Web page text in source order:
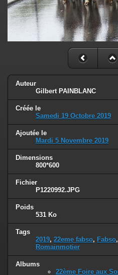
Auteur
Gilbert PAINBLANC
Créée le
Samedi 19 Octobre 2019
Ajoutée le
Mardi 5 Novembre 2019
Dimensions
800*600
Fichier
P1220992.JPG
Poids
531 Ko
Tags
2019, 22eme fabso, Fabso,
Romainmotier
Albums
22ème Foire aux